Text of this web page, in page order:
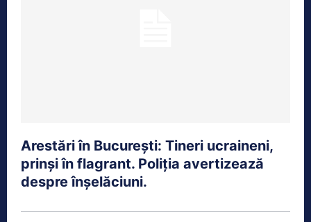
Arestări în București: Tineri ucraineni,
prinși în flagrant. Poliția avertizează
despre înșelăciuni.